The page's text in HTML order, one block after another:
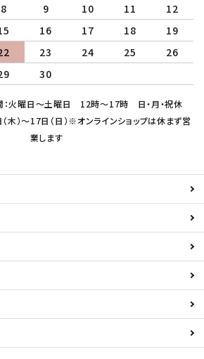
8 9 10 11
12
16 17 18
19
23 24 25
26
30
：火曜日～土曜日 12時～17時 日・月・祝休
）～17日（日）※オンラインショップは休まず営
業します